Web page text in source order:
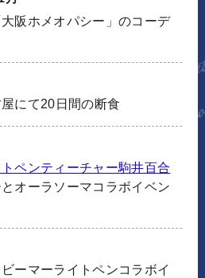
阪ホメオパシー」のコーデ
にて20日間の断食
ペンティーチャー駒井百合
オーラソーマコラボイベン
ーマーライトペンコラボイ